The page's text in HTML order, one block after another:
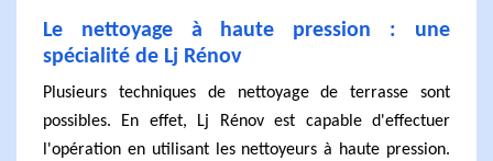
Le nettoyage à haute pression : une
spécialité de Lj Rénov
Plusieurs techniques de nettoyage de terrasse sont
possibles. En effet, Lj Rénov est capable d'effectuer
l'opération en utilisant les nettoyeurs à haute pression.